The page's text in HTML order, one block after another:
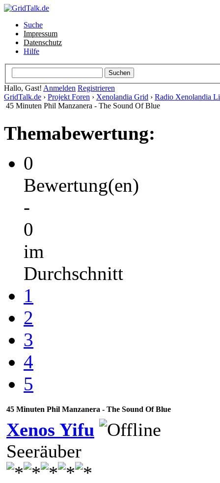
Suche
Impressum
Datenschutz
Hilfe
Hallo, Gast! Anmelden Registrieren
GridTalk.de › Projekt Foren › Xenolandia Grid › Radio Xenolandia
45 Minuten Phil Manzanera - The Sound Of Blue
Themabewertung:
0
Bewertung(en)
-
0
im
Durchschnitt
1
2
3
4
5
45 Minuten Phil Manzanera - The Sound Of Blue
Xenos Yifu
Seeräuber